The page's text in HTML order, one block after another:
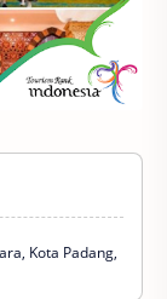
Kota Padang,